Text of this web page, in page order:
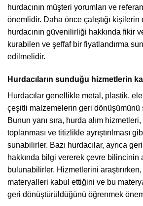
hurdacının müşteri yorumları ve
önemlidir. Daha önce çalıştığı
hurdacının güvenilirliği hakkında fikir
kurabilen ve şeffaf bir fiyatlandırma
edilmelidir.
Hurdacıların sunduğu hizmetlerin
Hurdacılar genellikle metal, plastik,
çeşitli malzemelerin geri dönüşümünü
Bunun yanı sıra, hurda alım
toplanması ve titizlikle ayrıştırılması
sunabilirler. Bazı hurdacılar, ayrıca
hakkında bilgi vererek çevre bilincinin
bulunabilirler. Hizmetlerini
materyalleri kabul ettiğini ve bu
geri dönüştürüldüğünü öğrenmek